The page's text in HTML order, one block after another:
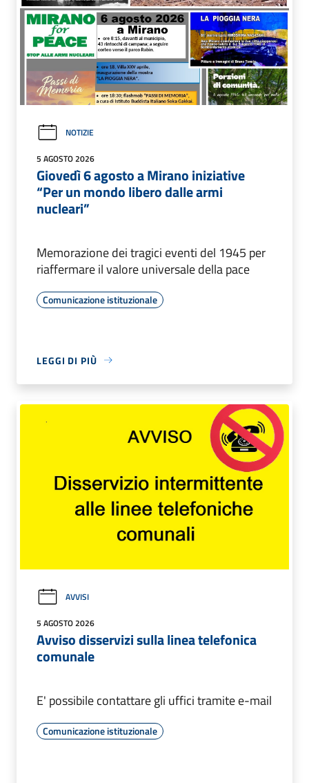
NOTIZIE
5 AGOSTO 2026
Giovedì 6 agosto a Mirano iniziative
“Per un mondo libero dalle armi
nucleari”
Memorazione dei tragici eventi del 1945 per
riaffermare il valore universale della pace
Comunicazione istituzionale
LEGGI DI PIÙ
AVVISI
5 AGOSTO 2026
Avviso disservizi sulla linea telefonica
comunale
E' possibile contattare gli uffici tramite e-mail
Comunicazione istituzionale